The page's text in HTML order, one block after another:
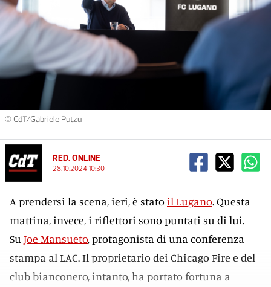
© CdT/Gabriele Putzu
RED. ONLINE
28.10.2024 10:30
A prendersi la scena, ieri, è stato il Lugano. Questa
mattina, invece, i riflettori sono puntati su di lui.
Su Joe Mansueto, protagonista di una conferenza
stampa al LAC. Il proprietario dei Chicago Fire e del
club bianconero, intanto, ha portato fortuna a